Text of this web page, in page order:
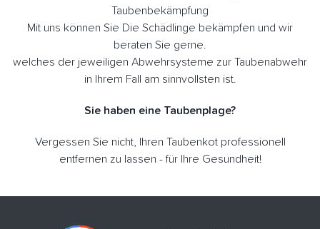
Taubenbekämpfung
Mit uns können Sie Die Schädlinge bekämpfen und wir
beraten Sie gerne.
welches der jeweiligen Abwehrsysteme zur Taubenabwehr
in Ihrem Fall am sinnvollsten ist.
Sie haben eine Taubenplage?
Vergessen Sie nicht, Ihren Taubenkot professionell
entfernen zu lassen - für Ihre Gesundheit!